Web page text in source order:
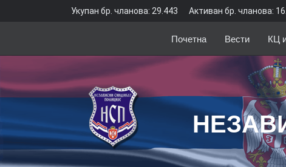
Укупан бр. чланова: 29.443 Активан бр. чланова:
Почетна Вести КЦ